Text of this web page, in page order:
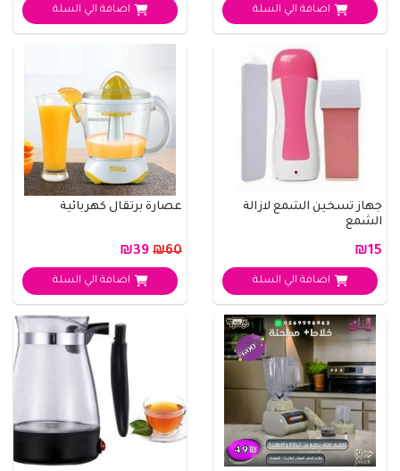
اضافة الي السلة اضافة الي السلة
جهاز تسخين الشمع لازالة
الشمع
₪15
اضافة الي السلة
عصارة برتقال كهربائية
₪60
اضافة الي السلة